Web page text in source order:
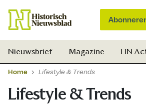
Nieuwsbrief Magazine HN
Home Lifestyle & Trends
Lifestyle & Trends